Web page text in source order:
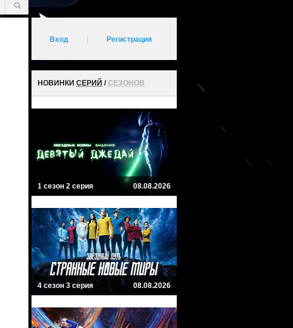
Вход Регистрация
НОВИНКИ СЕРИЙ /СЕЗОНОВ
1 сезон 2 серия 08.08.2026
4 сезон 3 серия 08.08.2026